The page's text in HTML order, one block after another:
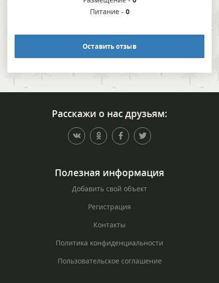
Питание - 0
Оставить отзыв
Расскажи о нас друзьям:
Полезная информация
Добавить свой объект
Регистрация
Контакты
Политика конфиденциальности
Пользовательское соглашение